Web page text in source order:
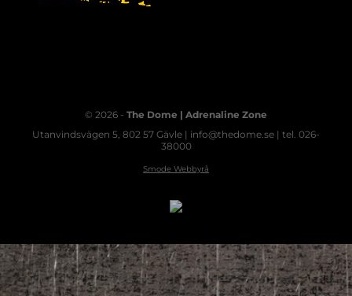
© 2026 - The Dome | Adrenaline Zone
Utanvindsvägen 5, 802 57 Gävle | info@thedome.se | tel. 026-
38000
Smode Webbyrå